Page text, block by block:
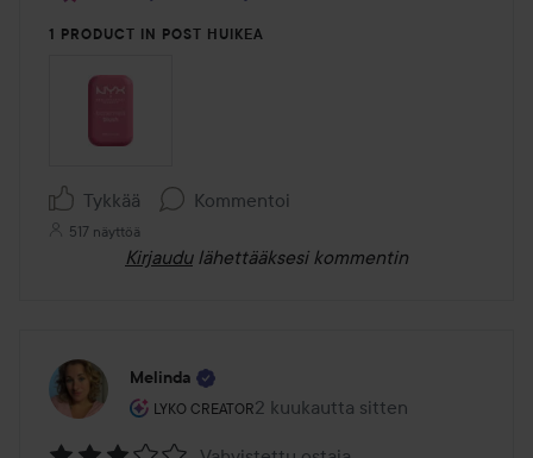
1 PRODUCT IN POST HUIKEA
Tykkää Kommentoi
517 näyttöä
Kirjaudu lähettääksesi kommentin
Melinda
LYKO CREATOR
Käyttäjän rooli: Lyko Creator.
2 kuukautta sitten
Viesti luotiin 2 kuukautta sitten